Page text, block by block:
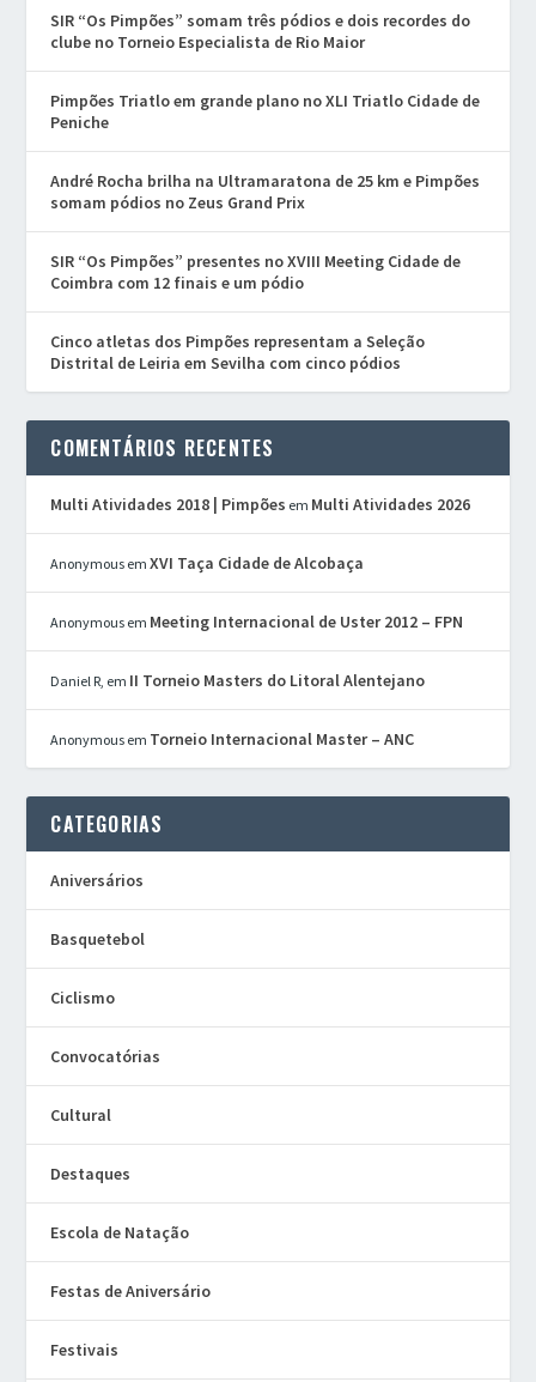
SIR “Os Pimpões” somam três pódios e dois recordes do
clube no Torneio Especialista de Rio Maior
Pimpões Triatlo em grande plano no XLI Triatlo Cidade de
Peniche
André Rocha brilha na Ultramaratona de 25 km e Pimpões
somam pódios no Zeus Grand Prix
SIR “Os Pimpões” presentes no XVIII Meeting Cidade de
Coimbra com 12 finais e um pódio
Cinco atletas dos Pimpões representam a Seleção
Distrital de Leiria em Sevilha com cinco pódios
COMENTÁRIOS RECENTES
Multi Atividades 2018 | Pimpões em Multi Atividades 2026
Anonymous emXVI Taça Cidade de Alcobaça
Anonymous em Meeting Internacional de Uster 2012 – FPN
Daniel R, em II Torneio Masters do Litoral Alentejano
Anonymous em Torneio Internacional Master – ANC
CATEGORIAS
Aniversários
Basquetebol
Ciclismo
Convocatórias
Cultural
Destaques
Escola de Natação
Festas de Aniversário
Festivais